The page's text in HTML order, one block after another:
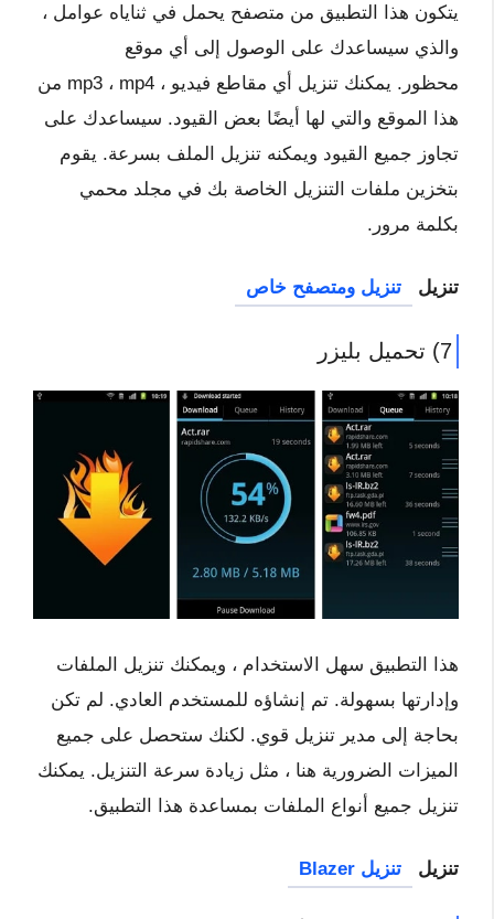
يتكون هذا التطبيق من متصفح يحمل في ثناياه عوامل ،
والذي سيساعدك على الوصول إلى أي موقع
محظور. يمكنك تنزيل أي مقاطع فيديو ، mp3 ، mp4 من
هذا الموقع والتي لها أيضًا بعض القيود. سيساعدك على
تجاوز جميع القيود ويمكنه تنزيل الملف بسرعة. يقوم
بتخزين ملفات التنزيل الخاصة بك في مجلد محمي
بكلمة مرور.
تنزيل تنزيل ومتصفح خاص
7) تحميل بليزر
هذا التطبيق سهل الاستخدام ، ويمكنك تنزيل الملفات
وإدارتها بسهولة. تم إنشاؤه للمستخدم العادي. لم تكن
بحاجة إلى مدير تنزيل قوي. لكنك ستحصل على جميع
الميزات الضرورية هنا ، مثل زيادة سرعة التنزيل. يمكنك
تنزيل جميع أنواع الملفات بمساعدة هذا التطبيق.
تنزيل تنزيل Blazer